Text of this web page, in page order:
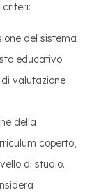
del sistema
educativo
valutazione
della
coperto,
di studio.